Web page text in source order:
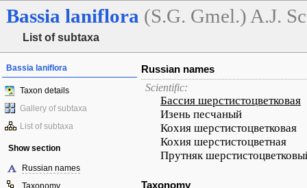
Bassia laniflora (S.G. Gmel.) A.J.
List of subtaxa
Bassia laniflora
Taxon details
Gallery of subtaxa
List of subtaxa
Show section
Russian names
Taxonomy
Russian names
Scientific:
Бассия шерстистоцветковая
Изень песчаный
Кохия шерстистоцветковая
Кохия шерстистоцветная
Прутняк
Taxonomy